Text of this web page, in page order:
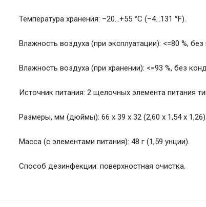
Температура хранения: –20...+55 °C (–4...131 °F).
Влажность воздуха (при эксплуатации): <=80 %,
Влажность воздуха (при хранении): <=93 %, без
Источник питания: 2 щелочных элемента питания
Размеры, мм (дюймы): 66 x 39 x 32 (2,60 x 1,54 x 1,26).
Масса (с элементами питания): 48 г (1,59 унции).
Способ дезинфекции: поверхностная очистка.